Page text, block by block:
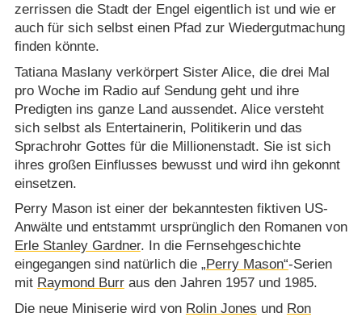
zerrissen die Stadt der Engel eigentlich ist und wie er
auch für sich selbst einen Pfad zur Wiedergutmachung
finden könnte.
Tatiana Maslany verkörpert Sister Alice, die drei Mal
pro Woche im Radio auf Sendung geht und ihre
Predigten ins ganze Land aussendet. Alice versteht
sich selbst als Entertainerin, Politikerin und das
Sprachrohr Gottes für die Millionenstadt. Sie ist sich
ihres großen Einflusses bewusst und wird ihn gekonnt
einsetzen.
Perry Mason ist einer der bekanntesten fiktiven US-
Anwälte und entstammt ursprünglich den Romanen von
Erle Stanley Gardner. In die Fernsehgeschichte
eingegangen sind natürlich die „Perry Mason“-Serien
mit Raymond Burraus den Jahren 1957 und 1985.
Die neue Miniserie wird von Rolin Jones und Ron